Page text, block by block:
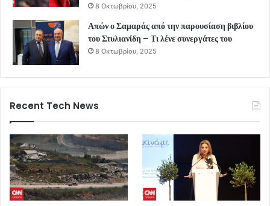
8 Οκτωβρίου, 2025
Απών ο Σαμαράς από την παρουσίαση βιβλίου
του Στυλιανίδη – Τι λένε συνεργάτες του
8 Οκτωβρίου, 2025
Recent Tech News